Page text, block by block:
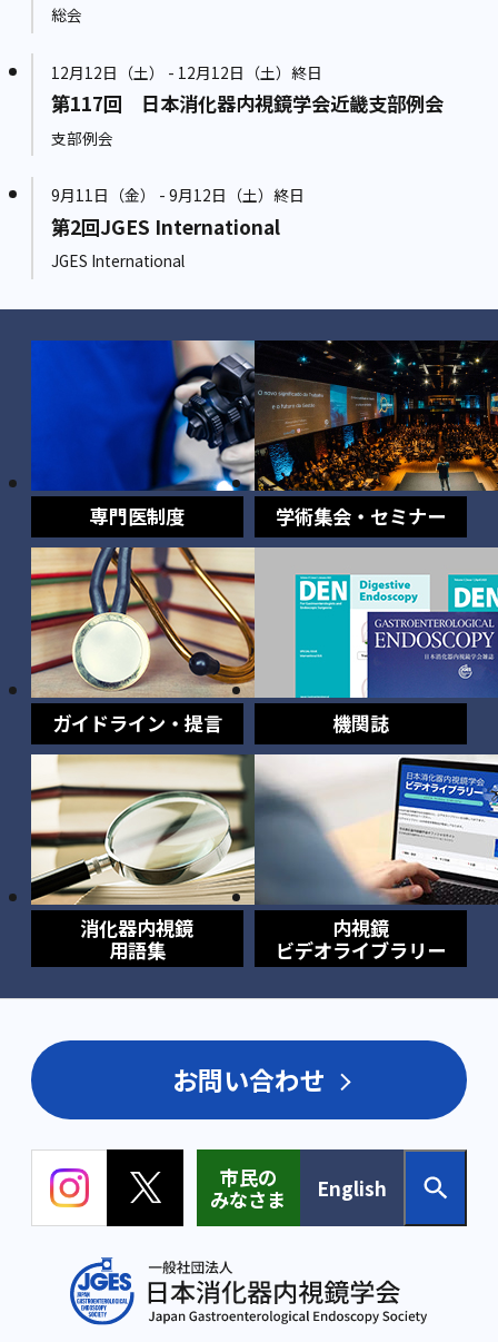
総会
12月12日（土） - 12月12日（土）終日
第117回 日本消化器内視鏡学会近畿支部例会
支部例会
9月11日（金） - 9月12日（土）終日
第2回JGES International
JGES International
専門医制度 学術集会・セミナー
ガイドライン・提言 機関誌
消化器内視鏡
用語集
内視鏡
ビデオライブラリー
お問い合わせ
市民の
みなさま
English